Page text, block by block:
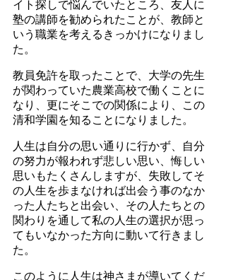
イト探しで悩んでいたところ、友人に
塾の講師を勧められたことが、教師と
いう職業を考えるきっかけになりまし
た。
教員免許を取ったことで、大学の先生
が関わっていた農業高校で働くことに
なり、更にそこでの関係により、この
清和学園を知ることになりました。
人生は自分の思い通りに行かず、自分
の努力が報われず悲しい思い、悔しい
思いもたくさんしますが、失敗してそ
の人生を歩まなければ出会う事のなか
った人たちと出会い、その人たちとの
関わりを通して私の人生の選択が思っ
てもいなかった方向に動いて行きまし
た。
このように人生は神さまが導いてくだ